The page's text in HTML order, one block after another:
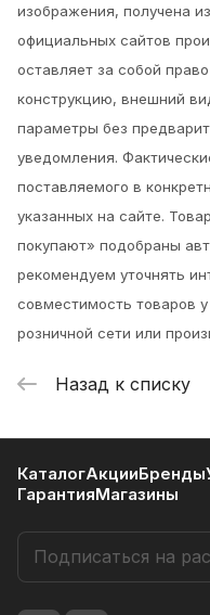
изображения, получена
официальных сайтов
оставляет за собой
конструкцию, внешний
параметры без
уведомления.
поставляемого в
указанных на сайте.
покупают» подобраны
рекомендуем уточнять
совместимость товаров
розничной сети или
Назад к списку
КаталогАкцииБренды
ГарантияМагазины